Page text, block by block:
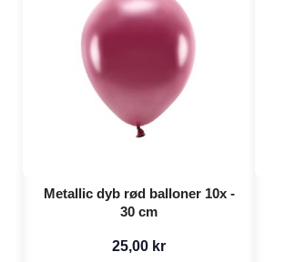
Metallic dyb rød balloner 10x -
30 cm
25,00 kr